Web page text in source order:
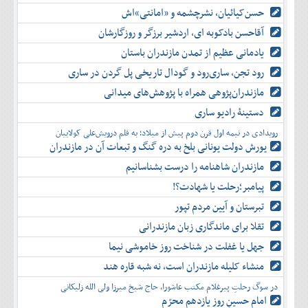
حسن‌کیائیان، نشرچشمه و «امانتی»اش
آقاحسن بادکوبه ای، اردشیر برزگر و روزگارشان
یادمانی عظیم از تمدن مازندران باستان
رود تجن، ساری‌رود و گودال تاریخی پل گردن در ساری
مازندران‌پژوهی همراه با پژوهش‌های میدانی
دستینۀ رادیو ساری
رویدادی در نیمه اول قرن دوم پیش از میلاد؛ به قلم درویش‌علی کولاییان
یورش دولت یونانی بلخ به دره گنگ و تبعات آن در مازندران
مازندران شاهنامه را درست بشناسانیم
پیامبر؛رحلت یا شهادت؟!
تبرستان و آیین مردم تپور
تقلا برای ماندگاری زبان مازندرانی
جهل یا غفلت در شناخت روز خاموشی نیما
منشاء کلیله مازندران است، نه شبه قاره هند
در سوگ رحلتِ پیرغلام مکتب عاشورا، حاج شیخ میرزا ولی الله زلیکانی
امام حسینِ روز یازدهم محرّم